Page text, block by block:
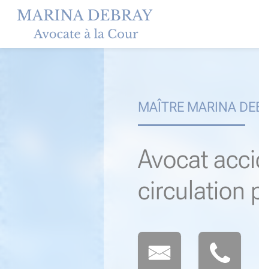
MAÎTRE MARINA
Avocat
circulation